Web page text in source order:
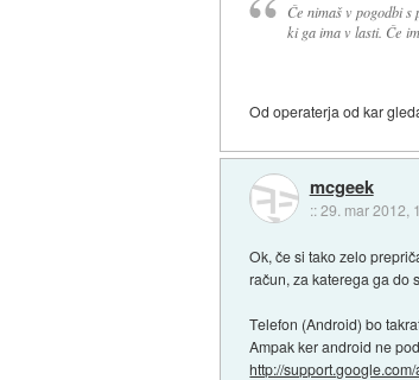
Če nimaš v pogodbi
ki ga ima v lasti. Če
Od operaterja od kar
mcgeek
::29. mar 2012,
Ok, če si tako zelo
račun, za katerega ga do
Telefon (Android) bo
Ampak ker android ne
http://